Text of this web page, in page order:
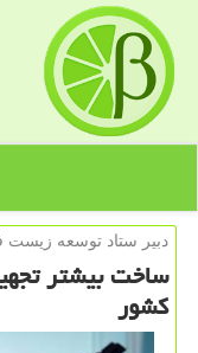
دبیر ستاد توسعه زیست
ساخت بیشتر
كشور